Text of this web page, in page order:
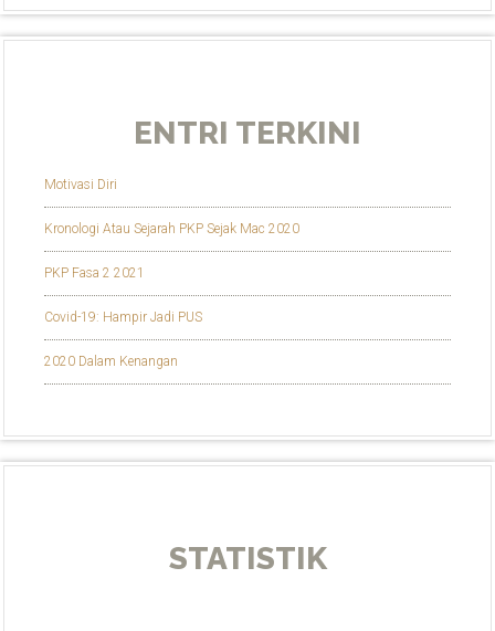
ENTRI TERKINI
Motivasi Diri
Kronologi Atau Sejarah PKP Sejak Mac 2020
PKP Fasa 2 2021
Covid-19: Hampir Jadi PUS
2020 Dalam Kenangan
STATISTIK